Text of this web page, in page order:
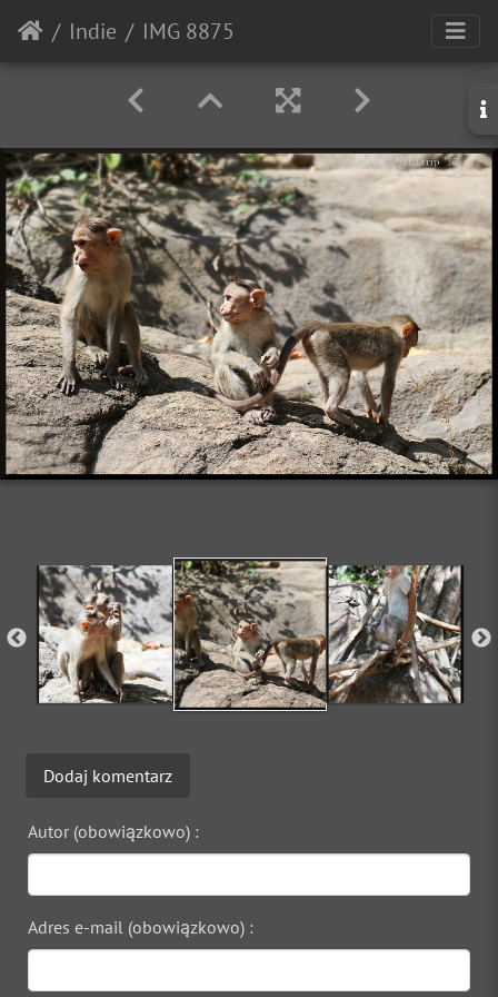
Indie IMG 8875
Dodaj komentarz
Autor (obowiązkowo) :
Adres e-mail (obowiązkowo) :